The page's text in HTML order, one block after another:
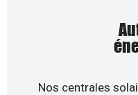
Nos centrales